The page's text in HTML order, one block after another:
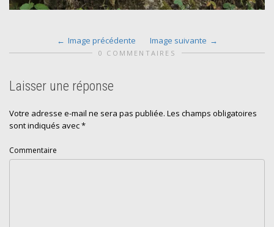
Image précédente Image suivante
0 COMMENTAIRES
Laisser une réponse
Votre adresse e-mail ne sera pas publiée. Les champs obligatoires
sont indiqués avec*
Commentaire